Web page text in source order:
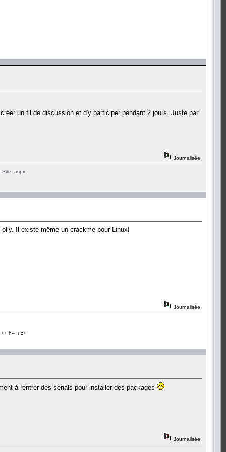
un fil de discussion et d'y participer pendant 2 jours. Juste par
Journalisée
Site!.aspx
Il existe même un crackme pour Linux!
Journalisée
h-- !r z+
à rentrer des serials pour installer des packages
Journalisée